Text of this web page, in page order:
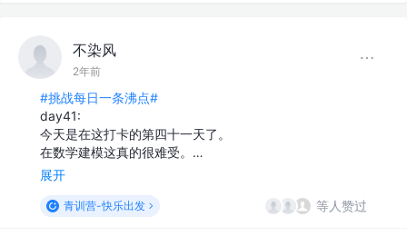
不染风
2年前
#挑战每日一条沸点#
day41:
今天是在这打卡的第四十一天了。
在数学建模这真的很难受。…
展开
青训营-快乐出发 等人赞过